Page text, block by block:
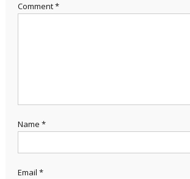
Comment*
Name *
Email *